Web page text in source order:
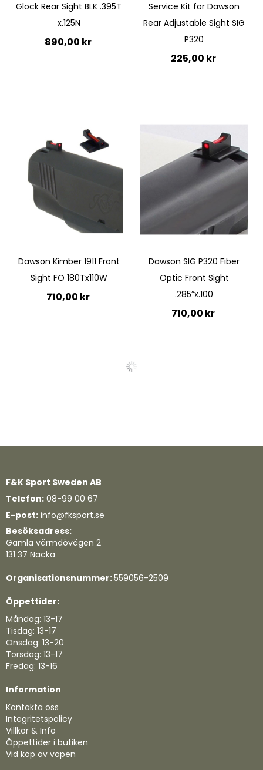
Glock Rear Sight BLK .395T
x.125N
890,00 kr
Quickview
Service Kit for Dawson
Rear Adjustable Sight SIG
P320
225,00 kr
Quickview
Dawson Kimber 1911 Front
Sight FO 180Tx110W
710,00 kr
Dawson SIG P320 Fiber
Optic Front Sight
.285”x.100
710,00 kr
F&K Sport Sweden AB
Telefon: 08-99 00 67
E-post: info@fksport.se
Besöksadress:
Gamla värmdövägen 2
131 37 Nacka
Organisationsnummer:559056-2509
Öppettider:
Måndag: 13-17
Tisdag: 13-17
Onsdag: 13-20
Torsdag: 13-17
Fredag: 13-16
Information
Kontakta oss
Integritetspolicy
Villkor & Info
Öppettider i butiken
Vid köp av vapen